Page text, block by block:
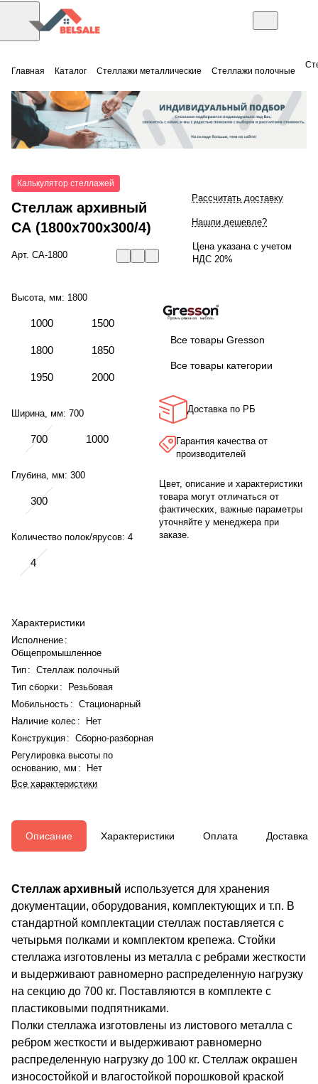
Главная Каталог Стеллажи металлические Стеллажи полочные
Калькулятор стеллажей
Стеллаж архивный
СА (1800x700x300/4)
Арт. СА-1800
Высота, мм: 1800
1000 1500
1800 1850
1950 2000
Ширина, мм: 700
700 1000
Глубина, мм: 300
300
Количество полок/ярусов: 4
4
Характеристики
Исполнение :
Общепромышленное
Тип : Стеллаж полочный
Тип сборки:
Резьбовая
Мобильность : Стационарный
Наличие колес :
Нет
Конструкция : Сборно-разборная
Регулировка высоты по
основанию, мм :
Нет
Все характеристики
Рассчитать доставку
Нашли дешевле?
Цена указана с учетом
НДС 20%
Все товары Gresson
Все товары категории
Доставка по РБ
Гарантия качества от
производителей
Цвет, описание и характеристики
товара могут отличаться от
фактических, важные параметры
уточняйте у менеджера при
заказе.
Описание Характеристики Оплата Доставка
Стеллаж архивный используется для хранения
документации, оборудования, комплектующих и т.п. В
стандартной комплектации стеллаж поставляется с
четырьмя полками и комплектом крепежа. Стойки
стеллажа изготовлены из металла с ребрами жесткости
и выдерживают равномерно распределенную нагрузку
на секцию до 700 кг. Поставляются в комплекте с
пластиковыми подпятниками.
Полки стеллажа изготовлены из листового металла с
ребром жесткости и выдерживают равномерно
распределенную нагрузку до 100 кг. Стеллаж окрашен
износостойкой и влагостойкой порошковой краской